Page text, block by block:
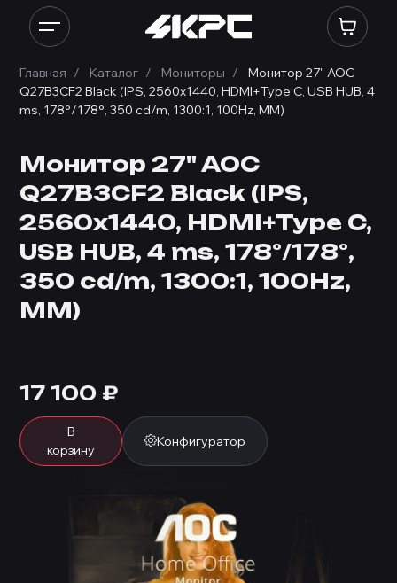
Главная Каталог Мониторы
Монитор 27" AOC
Q27B3CF2 Black (IPS, 2560x1440, HDMI+Type C, USB HUB, 4
ms, 178°/178°, 350 cd/m, 1300:1, 100Hz, MM)
Монитор 27" AOC
Q27B3CF2 Black (IPS,
2560x1440, HDMI+Type C,
USB HUB, 4 ms, 178°/178°,
350 cd/m, 1300:1, 100Hz,
MM)
17 100 ₽
В
корзину
Конфигуратор